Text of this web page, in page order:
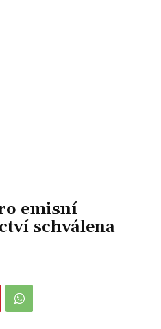
emisní
schválena